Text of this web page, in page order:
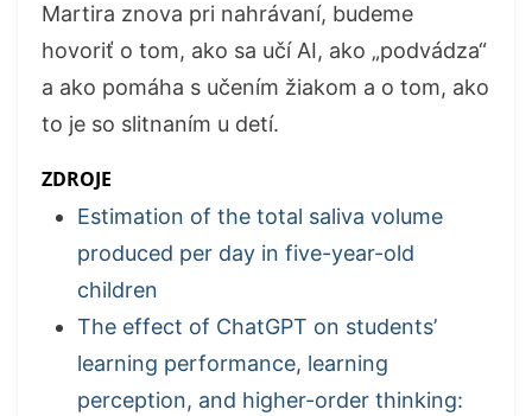
Martira znova pri nahrávaní, budeme
hovoriť o tom, ako sa učí AI, ako „podvádza“
a ako pomáha s učením žiakom a o tom, ako
to je so slitnaním u detí.
ZDROJE
Estimation of the total saliva volume
produced per day in five-year-old
children
The effect of ChatGPT on students’
learning performance, learning
perception, and higher-order thinking: